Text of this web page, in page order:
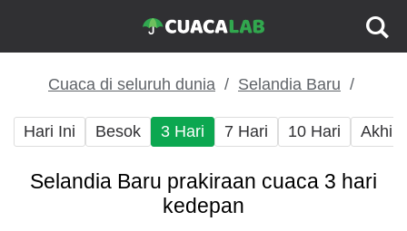
Cuaca di seluruh dunia Selandia Baru
Hari Ini Besok 3 Hari 7 Hari 10 Hari Akhir
Selandia Baru prakiraan cuaca 3 hari
kedepan